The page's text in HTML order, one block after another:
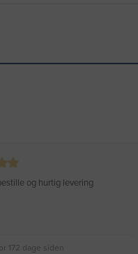
og hurtig levering
172 dage siden